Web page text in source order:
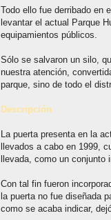
Todo ello fue derribado en
levantar el actual Parque
equipamientos públicos.
Sólo se salvaron un silo,
nuestra atención,
parque, sino de todo el
Descripción
La puerta presenta en la
llevados a cabo en 1999,
llevada, como un conjunto
Con tal fin fueron
la puerta no fue diseñada
como se acaba indicar,